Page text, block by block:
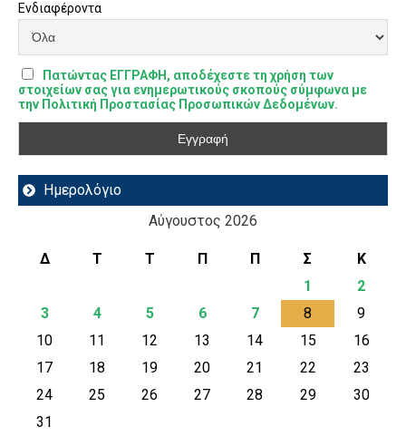
Ενδιαφέροντα
Πατώντας ΕΓΓΡΑΦΗ, αποδέχεστε τη χρήση των
στοιχείων σας για ενημερωτικούς σκοπούς σύμφωνα με
την Πολιτική Προστασίας Προσωπικών Δεδομένων.
Ημερολόγιο
Αύγουστος 2026
Δ Τ Τ Π Π Σ
Κ
1
2
3
4 5 6 7 8
9
10
11 12 13 14 15
16
17
18 19 20 21 22
23
24
25 26 27 28 29
30
31